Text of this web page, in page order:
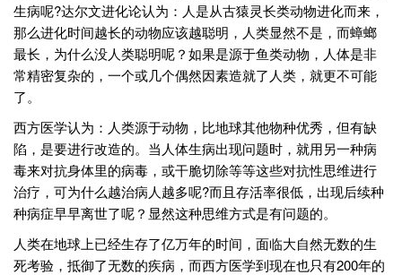
生病呢?达尔文进化论认为：人是从古猿灵长类动物进化而来，
那么进化时间越长的动物应该越聪明，人类显然不是，而蟑螂
最长，为什么没人类聪明呢？如果是源于鱼类动物，人体是非
常精密复杂的，一个或几个偶然因素造就了人类，就更不可能
了。
西方医学认为：人类源于动物，比地球其他物种优秀，但有缺
陷，是要进行改造的。当人体生病出现问题时，就用另一种病
毒来对抗身体里的病毒，或干脆切除等等这些对抗性思维进行
治疗，可为什么越治病人越多呢?而且存活率很低，出现后续种
种病症早早离世了呢？显然这种思维方式是有问题的。
人类在地球上已经生存了亿万年的时间，面临大自然无数的生
死考验，抵御了无数的疾病，而西方医学到现在也只有200年的